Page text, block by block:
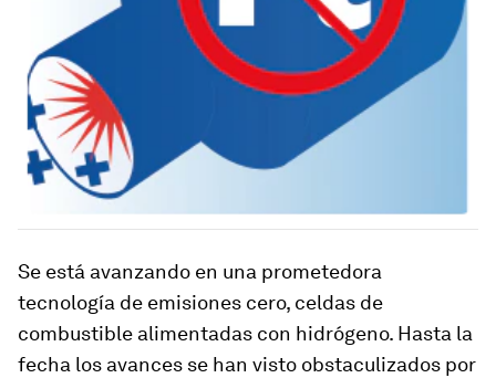
Se está avanzando en una prometedora
tecnología de emisiones cero, celdas de
combustible alimentadas con hidrógeno. Hasta la
fecha los avances se han visto obstaculizados por